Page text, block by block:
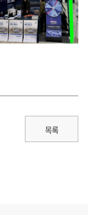
목록